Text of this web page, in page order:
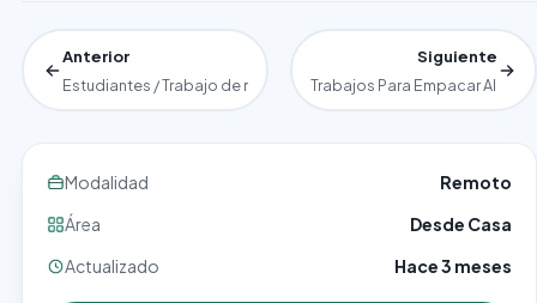
Anterior
Estudiantes / Trabajo de medio tiempo con posible home office
Siguiente
Trabajos Para Empacar
Modalidad
Remoto
Área
Desde Casa
Actualizado
Hace 3 meses